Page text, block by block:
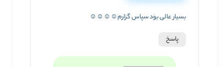
بسیار عالی بود سپاس گزارم☺☺☺☺
پاسخ